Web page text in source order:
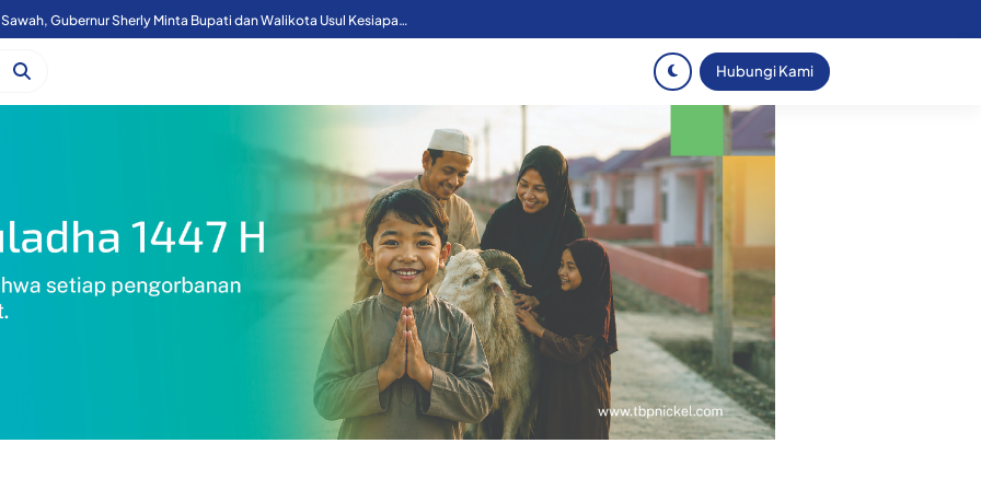
Menko Zulhas Rakor Dengan Gubernur, Bupati/Wali Kota, Bahas 3 Program Presiden di Maluku Utara
Hubungi Kami